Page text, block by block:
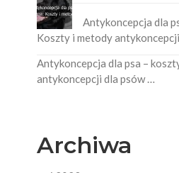
Antykoncepcja dla
Koszty i metody
Antykoncepcja dla psa –
antykoncepcji dla psów …
Archiwa